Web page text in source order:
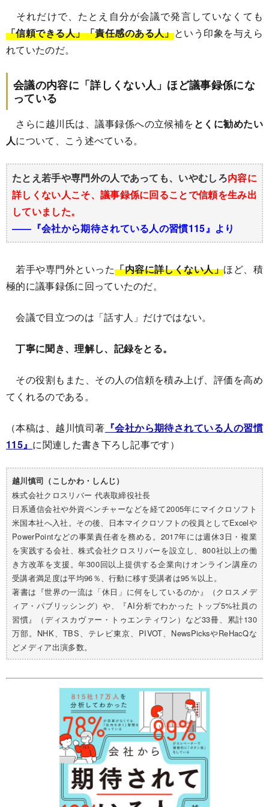
それだけで、たとえ自分が会議で発言していなくても
「信頼できる人」「責任感のある人」という印象を与えら
れていたのだ。
会議の内容に「詳しくない人」ほど議事録係にな
っている
さらに越川氏は、議事録係への立候補をとくに勧めたい
人について、こう述べている。
たとえ若手や専門外の人であっても、いやむしろ内容に
詳しくない人こそ、議事録係に回ることで信頼を生み出
していました。
――『会社から期待されている人の習慣115』より
若手や専門外といった「内容に詳しくない人」ほど、積
極的に議事録係に回っていたのだ。
会議で目立つのは「話す人」だけではない。
丁寧に聞き、理解し、記録をとる。
その役割もまた、その人の信頼を積み上げ、評価を高め
てくれるのである。
（本稿は、越川慎司著 『会社から期待されている人の習慣
115』 に関連した書き下ろし記事です）
越川慎司（こしかわ・しんじ）
株式会社クロスリバー 代表取締役社長
日系通信会社や外資ベンチャーなどを経て2005年にマイクロソフト
米国本社へ入社。その後、日本マイクロソフトの役員としてExcelや
PowerPointなどの事業責任者を務める。2017年には週休3日・複業
を実践する会社、株式会社クロスリバーを設立し、800社以上の働
き方改革を支援。年300回以上提供する企業向けオンライン講座の
受講者満足度は平均96％、行動に移す受講者は95％以上。
著書は『世界の一流は「休日」に何をしているのか』（クロスメデ
ィア・パブリッシング）や、『AI分析でわかった トップ5%社員の
習慣』（ディスカヴァー・トゥエンティワン）など33冊、累計130
万部。NHK、TBS、テレビ東京、PIVOT、NewsPicksやReHacQな
どメディア出演多数。